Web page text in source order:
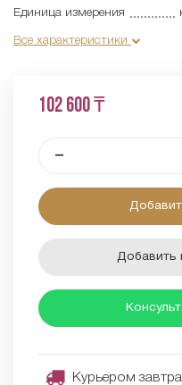
Единица измерения
Все характеристики
102 600 ₸
–
Добавить
Курьером